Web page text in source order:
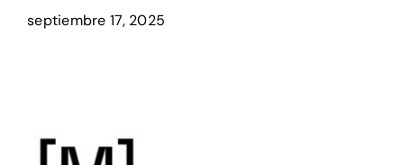
Setas
septiembre 17, 2025